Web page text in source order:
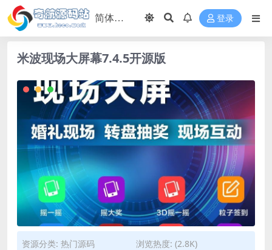
登录
米波现场大屏幕7.4.5开源版
资源分类: 热门源码
浏览热度: (2.8K)